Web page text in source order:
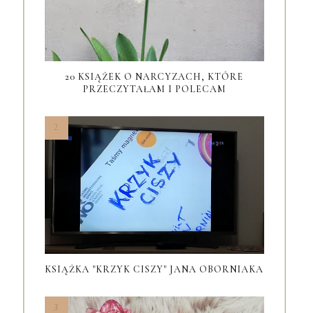
20 KSIĄŻEK O NARCYZACH, KTÓRE
PRZECZYTAŁAM I POLECAM
KSIĄŻKA "KRZYK CISZY" JANA OBORNIAKA